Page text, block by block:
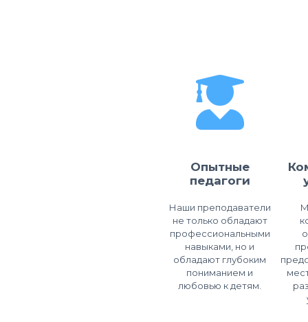
Опытные
педагоги
Наши преподаватели
не только обладают
профессиональными
навыками, но и
обладают глубоким
пониманием и
любовью к детям.